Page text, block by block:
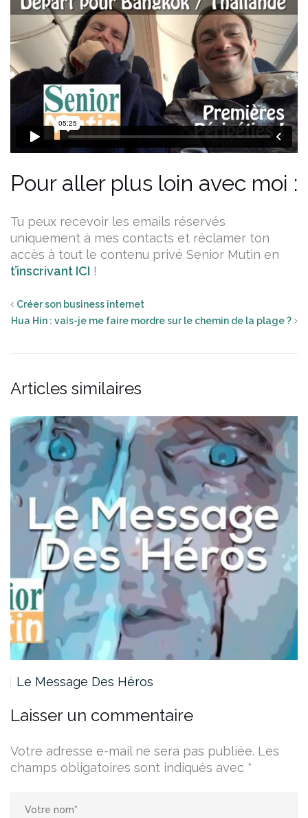
Pour aller plus loin avec moi :
Tu peux recevoir les emails réservés
uniquement à mes contacts et réclamer ton
accès à tout le contenu privé Senior Mutin en
t’inscrivant ICI !
Créer son business internet
Hua Hin : vais-je me faire mordre sur le chemin de la plage ?
Articles similaires
Le Message Des Héros
Laisser un commentaire
Votre adresse e-mail ne sera pas publiée. Les
champs obligatoires sont indiqués avec *